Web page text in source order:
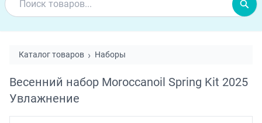
Каталог товаров Наборы
Весенний набор Moroccanoil Spring Kit 2025
Увлажнение